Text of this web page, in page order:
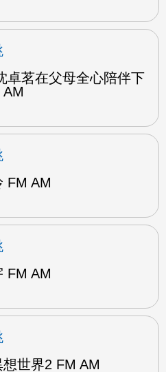
卓茗在父母全心陪伴下
FM AM
FM AM
世界2 FM AM